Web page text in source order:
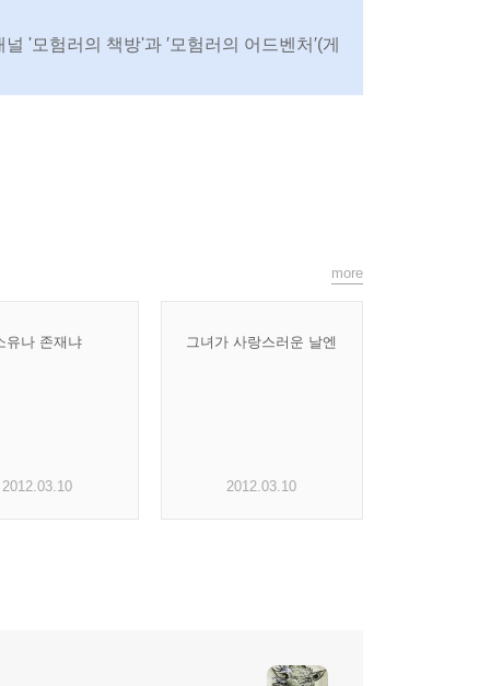
'모험러의 책방'과 ′모험러의 어드벤처′(게
유나 존재냐
2012.03.10
그녀가 사랑스러운 날엔
2012.03.10
more